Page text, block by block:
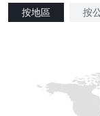
按地區 按